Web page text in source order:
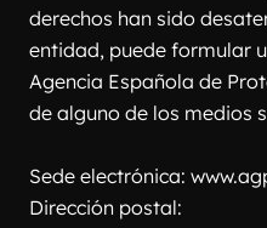
derechos han sido
entidad, puede formular
Agencia Española de
de alguno de los medios
Sede electrónica:
Dirección postal: